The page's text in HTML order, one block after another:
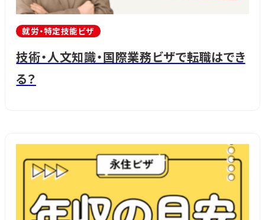
就労・特定技能ビザ
技術・人文知識・国際業務ビザで転職はでき
る？